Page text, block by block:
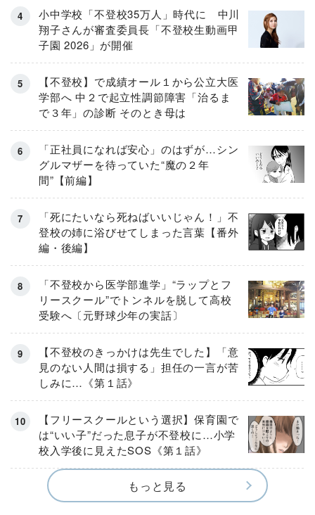
小中学校「不登校35万人」時代に 中川
翔子さんが審査委員長「不登校生動画甲
子園 2026」が開催
【不登校】で成績オール１から公立大医
学部へ 中２で起立性調節障害「治るま
で３年」の診断 そのとき母は
「正社員になれば安心」のはずが…シン
グルマザーを待っていた“魔の２年
間”【前編】
「死にたいなら死ねばいいじゃん！」不
登校の姉に浴びせてしまった言葉【番外
編・後編】
「不登校から医学部進学」“ラップとフ
リースクール”でトンネルを脱して高校
受験へ〔元野球少年の実話〕
【不登校のきっかけは先生でした】「意
見のない人間は損する」担任の一言が苦
しみに…《第１話》
【フリースクールという選択】保育園で
は“いい子”だった息子が不登校に…小学
校入学後に見えたSOS《第１話》
もっと見る